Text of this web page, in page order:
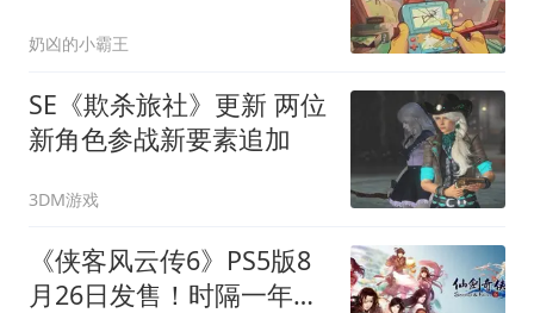
份
奶凶的小霸王
SE《欺杀旅社》更新 两位
新角色参战新要素追加
3DM游戏
《侠客风云传6》PS5版8
月26日发售！时隔一年，